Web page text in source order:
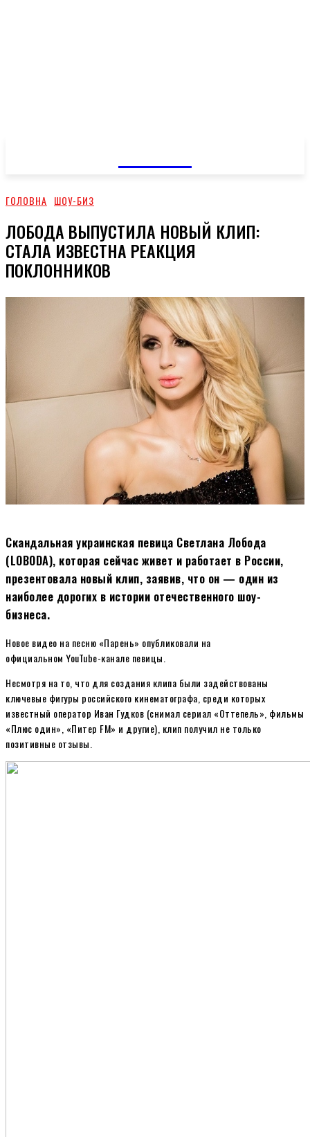
ГОЛОВНА ШОУ-БИЗ
ЛОБОДА ВЫПУСТИЛА НОВЫЙ КЛИП:
СТАЛА ИЗВЕСТНА РЕАКЦИЯ
ПОКЛОННИКОВ
Скандальная украинская певица Светлана Лобода
(LOBODA), которая сейчас живет и работает в России,
презентовала новый клип, заявив, что он — один из
наиболее дорогих в истории отечественного шоу-
бизнеса.
Новое видео на песню «Парень» опубликовали на
официальном YouTube-канале певицы.
Несмотря на то, что для создания клипа были задействованы
ключевые фигуры российского кинематографа, среди которых
известный оператор Иван Гудков (снимал сериал «Оттепель», фильмы
«Плюс один», «Питер FM» и другие), клип получил не только
позитивные отзывы.